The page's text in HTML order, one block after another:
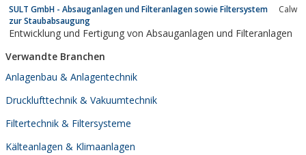
SULT GmbH - Absauganlagen und Filteranlagen sowie Filtersystem
zur Staubabsaugung
Calw
Entwicklung und Fertigung von Absauganlagen und Filteranlagen
Verwandte Branchen
Anlagenbau & Anlagentechnik
Drucklufttechnik & Vakuumtechnik
Filtertechnik & Filtersysteme
Kälteanlagen & Klimaanlagen